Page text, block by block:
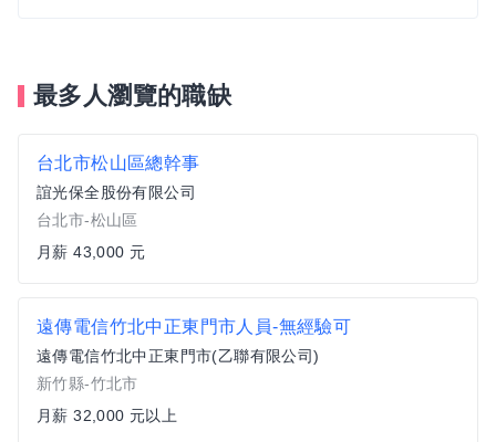
最多人瀏覽的職缺
台北市松山區總幹事
誼光保全股份有限公司
台北市-松山區
月薪 43,000 元
遠傳電信竹北中正東門市人員-無經驗可
遠傳電信竹北中正東門市(乙聯有限公司)
新竹縣-竹北市
月薪 32,000 元以上